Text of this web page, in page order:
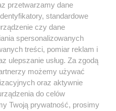
/ 0
regulamin korzystania z portali
Skontakuj sięz nami
Kontakt
Wydawca
Redakcja
przetwarzamy dane
standardowe
czy dane
spersonalizowanych
treści, pomiar reklam i
ulepszanie usług. Za zgodą
możemy używać
oraz aktywnie
do celów
Twoją prywatność, prosimy